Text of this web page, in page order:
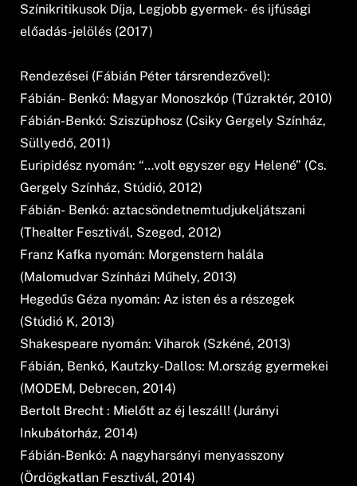
Színikritikusok Díja, Legjobb gyermek- és ijfúsági
előadás-jelölés (2017)
Rendezései (Fábián Péter társrendezővel):
Fábián- Benkó: Magyar Monoszkóp (Tűzraktér, 2010)
Fábián-Benkó: Sziszüphosz (Csiky Gergely Színház,
Süllyedő, 2011)
Euripidész nyomán: “…volt egyszer egy Helené” (Cs.
Gergely Színház, Stúdió, 2012)
Fábián- Benkó: aztacsöndetnemtudjukeljátszani
(Thealter Fesztivál, Szeged, 2012)
Franz Kafka nyomán: Morgenstern halála
(Malomudvar Színházi Műhely, 2013)
Hegedűs Géza nyomán: Az isten és a részegek
(Stúdió K, 2013)
Shakespeare nyomán: Viharok (Szkéné, 2013)
Fábián, Benkó, Kautzky-Dallos: M.ország gyermekei
(MODEM, Debrecen, 2014)
Bertolt Brecht : Mielőtt az éj leszáll! (Jurányi
Inkubátorház, 2014)
Fábián-Benkó: A nagyharsányi menyasszony
(Ördögkatlan Fesztivál, 2014)